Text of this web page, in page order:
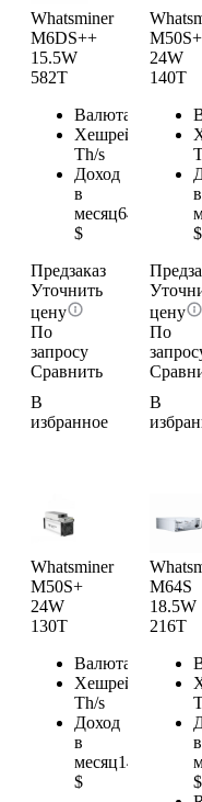
Whatsminer
M6DS++
15.5W
582T
Валюта
Хешрейт
Th/s
Доход
в
месяц646.02
$
Предзаказ
Уточнить
цену
По
запросу
Сравнить
В
избранное
M50S+
24W
140T
в
$
цену
По
В
Whatsminer
M50S+
24W
130T
Валюта
Хешрейт
Th/s
Доход
в
месяц144.3
$
M64S
18.5W
216T
в
$